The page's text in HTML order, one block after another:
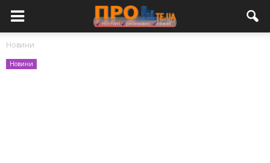
Новини
Новини